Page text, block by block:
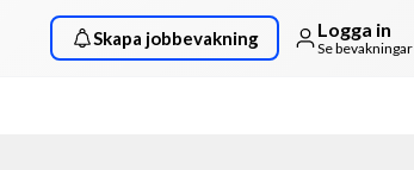
Skapa jobbevakning Logga in
Se bevakningar